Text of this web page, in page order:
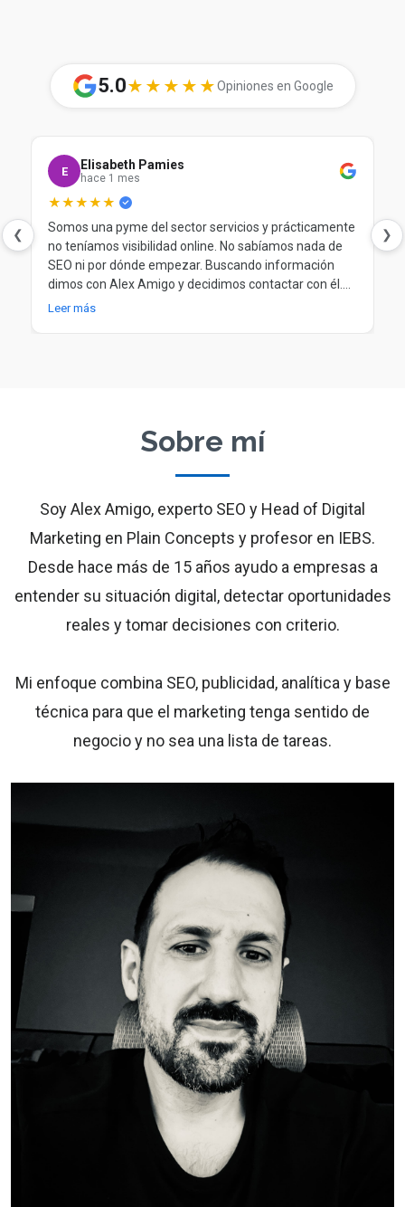
5.0★★★★★Opiniones en Google
❮ ❯
E Elisabeth Pamies
hace 1 mes
★★★★★
Somos una pyme del sector servicios y prácticamente
no teníamos visibilidad online. No sabíamos nada de
SEO ni por dónde empezar. Buscando información
dimos con Alex Amigo y decidimos contactar con él.
Desde el principio nos ayudó a entender nuestra
Leer más
Sobre mí
Soy Alex Amigo, experto SEO y Head of Digital
Marketing en Plain Concepts y profesor en IEBS.
Desde hace más de 15 años ayudo a empresas a
entender su situación digital, detectar oportunidades
reales y tomar decisiones con criterio.
Mi enfoque combina SEO, publicidad, analítica y base
técnica para que el marketing tenga sentido de
negocio y no sea una lista de tareas.